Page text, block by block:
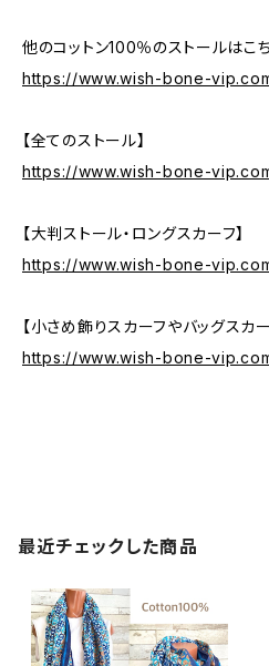
他のコットン100％のストールはこ
https://www.wish-bone-
【全てのストール】
https://www.wish-bone-
【大判ストール・ロングスカーフ】
https://www.wish-bone-
【小さめ飾りスカーフやバッグスカー
https://www.wish-bone-
最近チェックした商品